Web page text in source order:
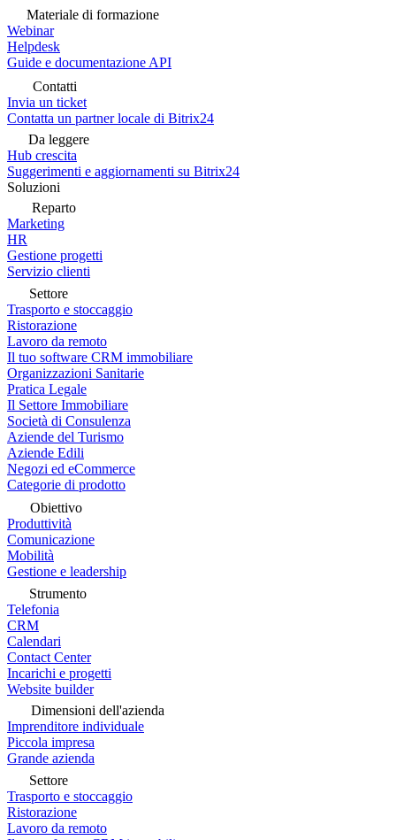
Materiale di formazione
Webinar
Helpdesk
Guide e documentazione API
Contatti
Invia un ticket
Contatta un partner locale di Bitrix24
Da leggere
Hub crescita
Suggerimenti e aggiornamenti su Bitrix24
Soluzioni
Reparto
Marketing
HR
Gestione progetti
Servizio clienti
Settore
Trasporto e stoccaggio
Ristorazione
Lavoro da remoto
Il tuo software CRM immobiliare
Organizzazioni Sanitarie
Pratica Legale
Il Settore Immobiliare
Società di Consulenza
Aziende del Turismo
Aziende Edili
Negozi ed eCommerce
Categorie di prodotto
Obiettivo
Produttività
Comunicazione
Mobilità
Gestione e leadership
Strumento
Telefonia
CRM
Calendari
Contact Center
Incarichi e progetti
Website builder
Dimensioni dell'azienda
Imprenditore individuale
Piccola impresa
Grande azienda
Settore
Trasporto e stoccaggio
Ristorazione
Lavoro da remoto